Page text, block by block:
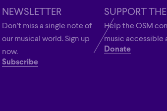
NEWSLETTER
Don’t miss a single note of
our musical world. Sign up
now.
Subscribe
SUPPORT
Help the OSM
music accessible
Donate